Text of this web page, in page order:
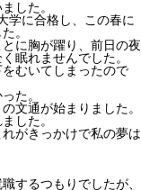
した。
学に合格し、この春に
。
に胸が躍り、前日の夜
眠れませんでした。
むいてしまったので
た。
文通が始まりました。
した。
がきっかけで私の夢は
するつもりでしたが、